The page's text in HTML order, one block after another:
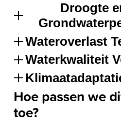
Droogte
Wateroverlast
Waterkwaliteit
Hoe passen we
toe?